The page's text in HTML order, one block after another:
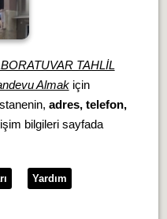
TAHLİL
Almakiçin
adres, telefon,
bilgileri sayfada
Yardım